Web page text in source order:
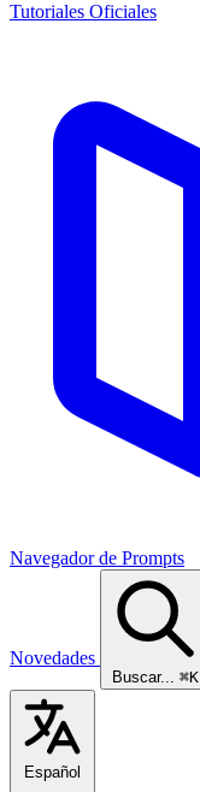
Tutoriales Oficiales
Navegador de Prompts
Novedades
Buscar... ⌘K
Español